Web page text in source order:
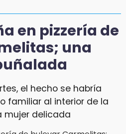
en pizzería de
una
el hecho se habría
familiar al interior de la
mujer delicada